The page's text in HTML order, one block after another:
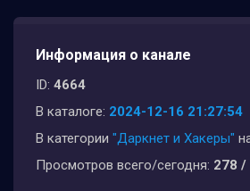
Информация о канале
ID: 4664
В каталоге: 2024-12-16 21:27:54
В категории "Даркнет и Хакеры"
Просмотров всего/сегодня: 278 /